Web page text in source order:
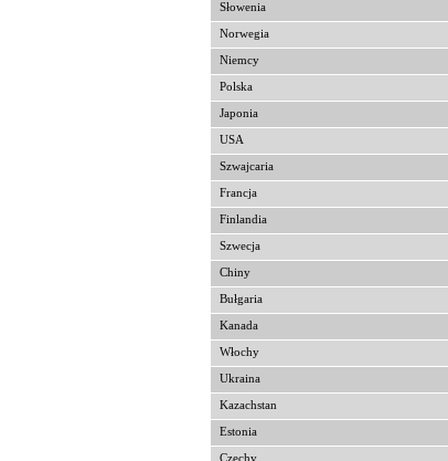
Słowenia
Norwegia
Niemcy
Polska
Japonia
USA
Szwajcaria
Francja
Finlandia
Szwecja
Chiny
Bułgaria
Kanada
Włochy
Ukraina
Kazachstan
Estonia
Czechy